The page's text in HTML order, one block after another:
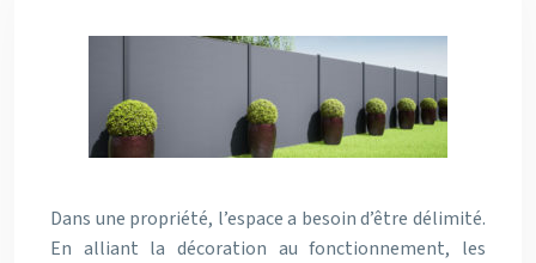
Dans une propriété, l’espace a besoin d’être délimité.
En alliant la décoration au fonctionnement, les